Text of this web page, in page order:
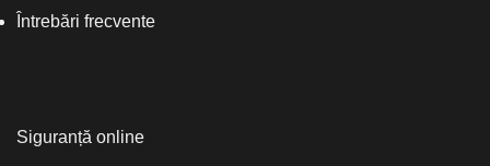
Întrebări frecvente
Siguranță online